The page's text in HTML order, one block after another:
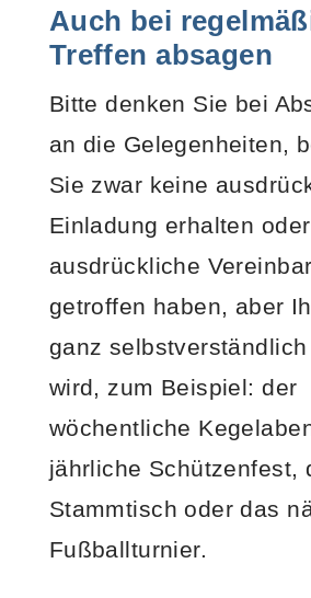
Auch bei
Treffen absagen
Bitte denken Sie bei
an die Gelegenheiten,
Sie zwar keine
Einladung erhalten
ausdrückliche
getroffen haben, aber
ganz
wird, zum Beispiel: der
wöchentliche
jährliche Schützenfest,
Stammtisch oder das
Fußballturnier.